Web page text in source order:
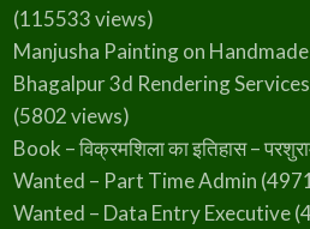
(115533 views)
Manjusha Painting on
Bhagalpur 3d Rendering
(5802 views)
Book – विक्रमशिला का इतिहास –
Wanted – Part Time Admin
Wanted – Data Entry Executive